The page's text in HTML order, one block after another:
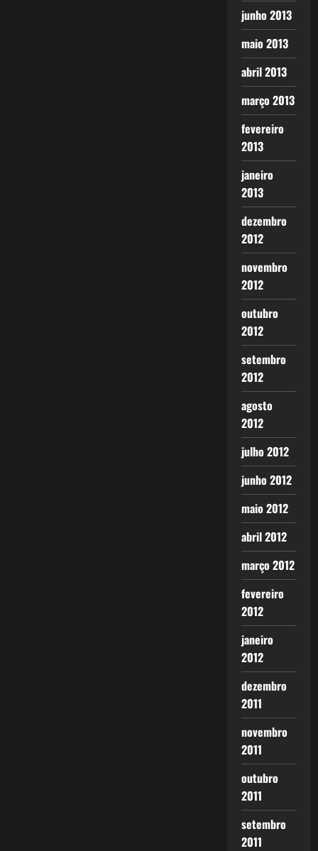
junho 2013
maio 2013
abril 2013
março 2013
fevereiro
2013
janeiro
2013
dezembro
2012
novembro
2012
outubro
2012
setembro
2012
agosto
2012
julho 2012
junho 2012
maio 2012
abril 2012
março 2012
fevereiro
2012
janeiro
2012
dezembro
2011
novembro
2011
outubro
2011
setembro
2011